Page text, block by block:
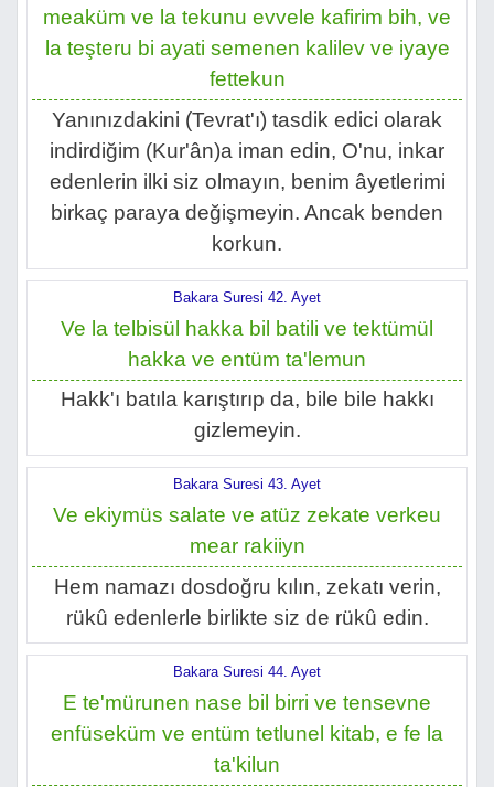
meaküm ve la tekunu evvele kafirim bih, ve
la teşteru bi ayati semenen kalilev ve iyaye
fettekun
Yanınızdakini (Tevrat'ı) tasdik edici olarak
indirdiğim (Kur'ân)a iman edin, O'nu, inkar
edenlerin ilki siz olmayın, benim âyetlerimi
birkaç paraya değişmeyin. Ancak benden
korkun.
Bakara Suresi 42. Ayet
Ve la telbisül hakka bil batili ve tektümül
hakka ve entüm ta'lemun
Hakk'ı batıla karıştırıp da, bile bile hakkı
gizlemeyin.
Bakara Suresi 43. Ayet
Ve ekiymüs salate ve atüz zekate verkeu
mear rakiiyn
Hem namazı dosdoğru kılın, zekatı verin,
rükû edenlerle birlikte siz de rükû edin.
Bakara Suresi 44. Ayet
E te'mürunen nase bil birri ve tensevne
enfüseküm ve entüm tetlunel kitab, e fe la
ta'kilun